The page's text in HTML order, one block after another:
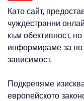
Като сайт,
чуждестранни
към обективност,
информираме за
зависимост.
Подкрепяме
европейското